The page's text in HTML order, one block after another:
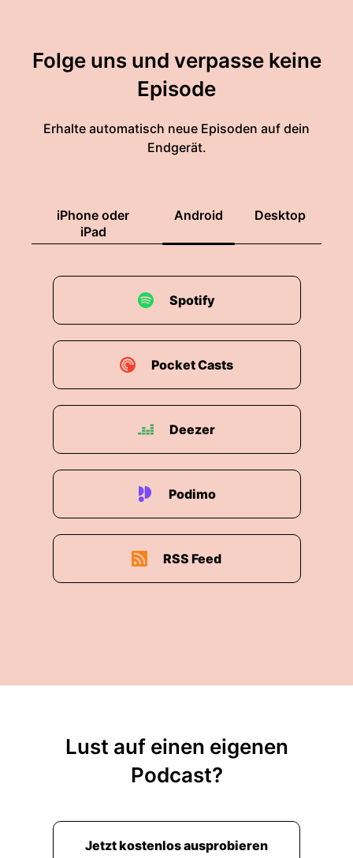
Folge uns und verpasse keine
Episode
Erhalte automatisch neue Episoden auf dein
Endgerät.
iPhone oder
iPad
Android Desktop
Spotify
Pocket Casts
Deezer
Podimo
RSS Feed
Lust auf einen eigenen
Podcast?
Jetzt kostenlos ausprobieren